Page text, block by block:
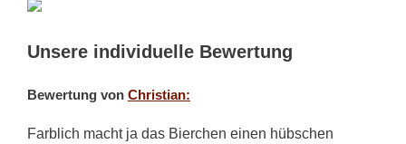
Unsere individuelle Bewertung
Bewertung von Christian:
Farblich macht ja das Bierchen einen hübschen